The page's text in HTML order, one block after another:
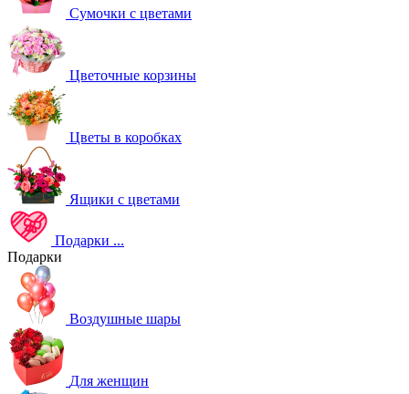
Сумочки с цветами
Цветочные корзины
Цветы в коробках
Ящики с цветами
Подарки ...
Подарки
Воздушные шары
Для женщин